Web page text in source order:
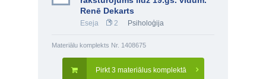
Renē Dekarts
Eseja 2 Psiholoģija
Materiālu komplekts Nr. 1408675
Pirkt 3 materiālus komplektā